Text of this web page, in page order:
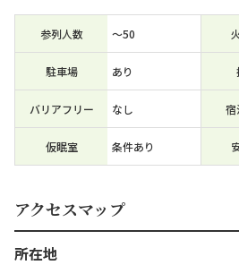
参列人数 ～50
駐車場 あり
バリアフリー なし 宿
仮眠室 条件あり
アクセスマップ
所在地